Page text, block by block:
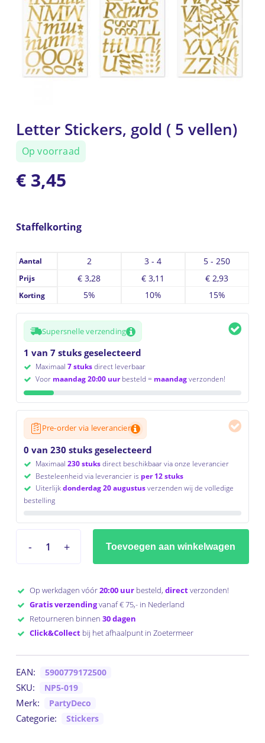
Letter Stickers, gold ( 5 vellen)
Op voorraad
€3,45
Staffelkorting
Aantal 2 3 - 4 5 - 250
Prijs € 3,28 € 3,11 € 2,93
Korting 5% 10% 15%
Supersnelle verzending
1 van 7 stuks geselecteerd
Maximaal 7 stuksdirect leverbaar
Voor maandag 20:00 uurbesteld = maandagverzonden!
Pre-order via leverancier
0 van 230 stuks geselecteerd
Maximaal 230 stuksdirect beschikbaar via onze leverancier
Besteleenheid via leverancier is per 12 stuks
Uiterlijkdonderdag 20 augustusverzenden wij de volledige
bestelling
Toevoegen aan winkelwagen
Op werkdagen vóór20:00 uurbesteld, directverzonden!
Gratis verzendingvanaf € 75,- in Nederland
Retourneren binnen 30 dagen
Click&Collectbij het afhaalpunt in Zoetermeer
EAN: 5900779172500
SKU: NP5-019
Merk: PartyDeco
Categorie: Stickers